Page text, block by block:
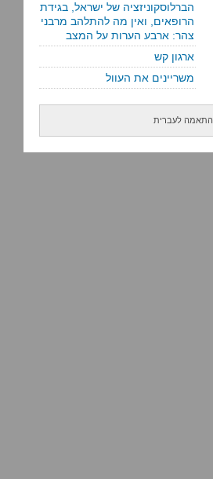
הברלוסקוניזציה של ישראל, בגידת
הרופאים, ואין מה להתלהב מרבני
צהר: ארבע הערות על המצב
ארגון קש
משריינים את העוול
התאמה לעברית